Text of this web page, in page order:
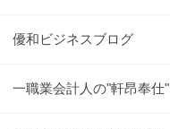
優和ビジネスブログ
一職業会計人の"軒昂奉仕"